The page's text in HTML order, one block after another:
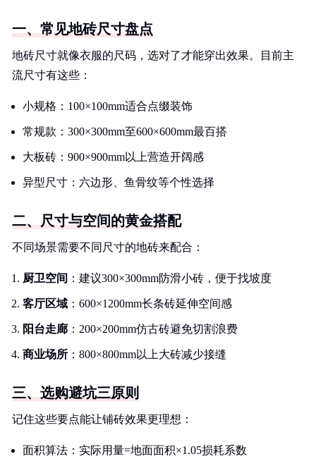
一、常见地砖尺寸盘点
地砖尺寸就像衣服的尺码，选对了才能穿出效果。目前主
流尺寸有这些：
小规格：100×100mm适合点缀装饰
常规款：300×300mm至600×600mm最百搭
大板砖：900×900mm以上营造开阔感
异型尺寸：六边形、鱼骨纹等个性选择
二、尺寸与空间的黄金搭配
不同场景需要不同尺寸的地砖来配合：
厨卫空间 ：建议300×300mm防滑小砖，便于找坡度
客厅区域 ：600×1200mm长条砖延伸空间感
阳台走廊 ：200×200mm仿古砖避免切割浪费
商业场所 ：800×800mm以上大砖减少接缝
三、选购避坑三原则
记住这些要点能让铺砖效果更理想：
面积算法：实际用量=地面面积×1.05损耗系数